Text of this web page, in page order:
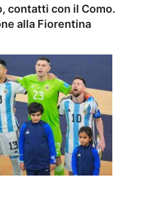
contatti con il Como.
alla Fiorentina